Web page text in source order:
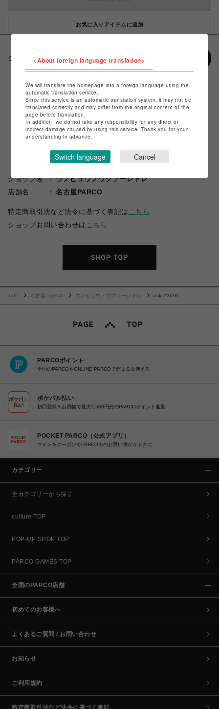
お気に入りアイテムに追加
シェアする
ショップ名
ウノピュウノウグァーレトレ
店舗名
名古屋PARCO
特定商取引法など法令に基づく表記は こちら
ショップお問い合わせは こちら
SHOP TOP
TOP 名古屋PARCO ウノピュウノウグァーレトレ usk-23001
PARCOポイント
全国のPARCOやONLINE PARCOで貯まる＆使える
ポケパル払い
初回登録＆お買物で最大1,500円分のPARCOポイント進呈
POCKET PARCO（公式アプリ）
コイン＆クーポンでPARCOでのお買い物がオトクに
カテゴリー
全カテゴリーから探す
culture TOP
POP-UP SHOP TOP
PARCO GAMES TOP
全国のPARCO店舗
初めてのお客様へ
よくあるご質問 / お問い合わせ
お知らせ
ご利用規約
<About foreign language translation>
We will translate the homepage into a foreign language using the
automatic translation service.
Since this service is an automatic translation system, it may not be
translated correctly and may differ from the original content of the
page before translation.
In addition, we do not take any responsibility for any direct or
indirect damage caused by using this service. Thank you for your
understanding in advance.
Switch language Cancel